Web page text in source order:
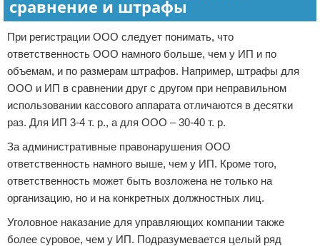
сравнение и штрафы
При регистрации ООО следует понимать, что
ответственность ООО намного больше, чем у ИП и по
объемам, и по размерам штрафов. Например, штрафы для
ООО и ИП в сравнении друг с другом при неправильном
использовании кассового аппарата отличаются в десятки
раз. Для ИП 3-4 т. р., а для ООО – 30-40 т. р.
За административные правонарушения ООО
ответственность намного выше, чем у ИП. Кроме того,
ответственность может быть возложена не только на
организацию, но и на конкретных должностных лиц.
Уголовное наказание для управляющих компании также
более суровое, чем у ИП. Подразумевается целый ряд